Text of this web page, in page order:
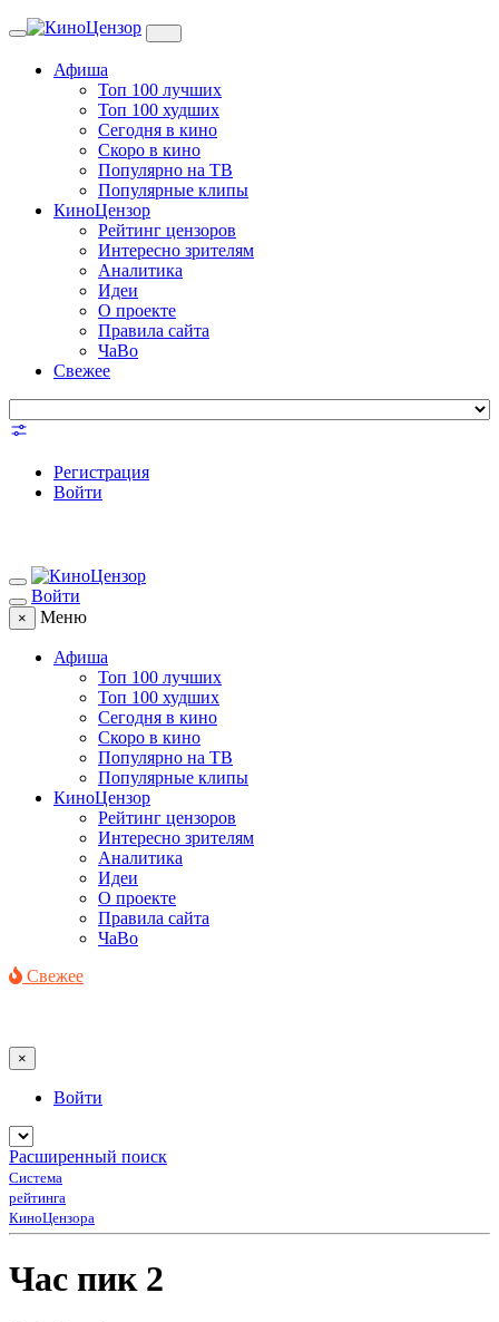
Toggle
Афиша
Топ 100 лучших
Топ 100 худших
Сегодня в кино
Скоро в кино
Популярно на ТВ
Популярные клипы
КиноЦензор
Рейтинг цензоров
Интересно зрителям
Аналитика
Идеи
О проекте
Правила сайта
ЧаВо
Свежее
Регистрация
Войти
Войти
× Меню
Афиша
Топ 100 лучших
Топ 100 худших
Сегодня в кино
Скоро в кино
Популярно на ТВ
Популярные клипы
КиноЦензор
Рейтинг цензоров
Интересно зрителям
Аналитика
Идеи
О проекте
Правила сайта
ЧаВо
Свежее
×
Войти
Расширенный поиск
Система
рейтинга
КиноЦензора
Час пик 2